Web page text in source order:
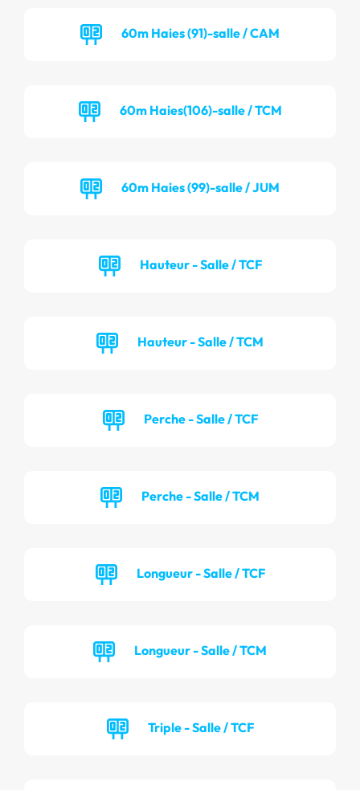
60m Haies (91)-salle / CAM
60m Haies(106)-salle / TCM
60m Haies (99)-salle / JUM
Hauteur - Salle / TCF
Hauteur - Salle / TCM
Perche - Salle / TCF
Perche - Salle / TCM
Longueur - Salle / TCF
Longueur - Salle / TCM
Triple - Salle / TCF